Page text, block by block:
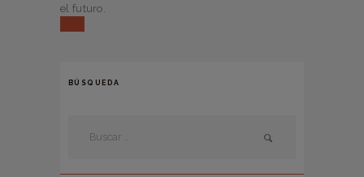
el futuro.
BÚSQUEDA